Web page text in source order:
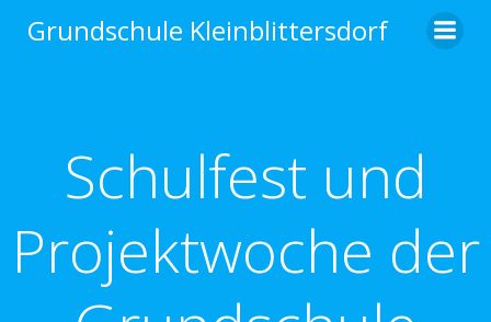
Inhalt
Grundschule Kleinblittersdorf
Schulfest und
Projektwoche der